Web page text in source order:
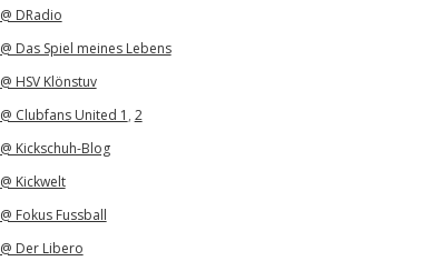
@ DRadio
@ Das Spiel meines Lebens
@ HSV Klönstuv
@ Clubfans United 1 , 2
@ Kickschuh-Blog
@ Kickwelt
@ Fokus Fussball
@ Der Libero